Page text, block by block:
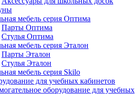
мебель серия Оптима
Парты Оптима
Стулья Оптима
мебель серия Эталон
Парты Эталон
Стулья Эталон
мебель серия Skilo
для учебных кабинетов
оборудование для учебных